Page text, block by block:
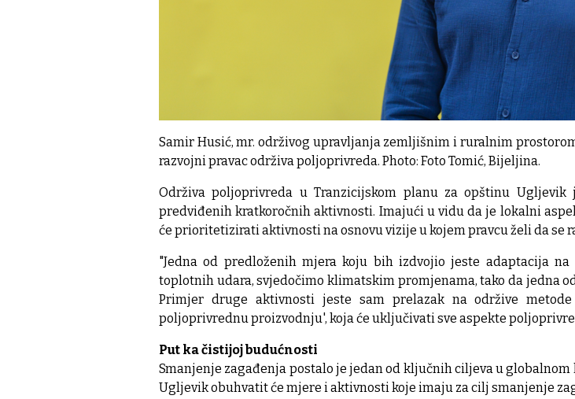
Samir Husić, mr. održivog upravljanja zemljišnim i ruralnim
razvojni pravac održiva poljoprivreda. Photo: Foto Tomić, Bijeljina.
Održiva poljoprivreda u Tranzicijskom planu za opštinu
predviđenih kratkoročnih aktivnosti. Imajući u vidu da je lokalni
će prioritetizirati aktivnosti na osnovu vizije u kojem pravcu želi da se
"Jedna od predloženih mjera koju bih izdvojio jeste adaptacija
toplotnih udara, svjedočimo klimatskim promjenama, tako da jedna
Primjer druge aktivnosti jeste sam prelazak na održive
poljoprivrednu proizvodnju', koja će uključivati sve aspekte
Put ka čistijoj budućnosti
Smanjenje zagađenja postalo je jedan od ključnih ciljeva u
Ugljevik obuhvatit će mjere i aktivnosti koje imaju za cilj smanjenje